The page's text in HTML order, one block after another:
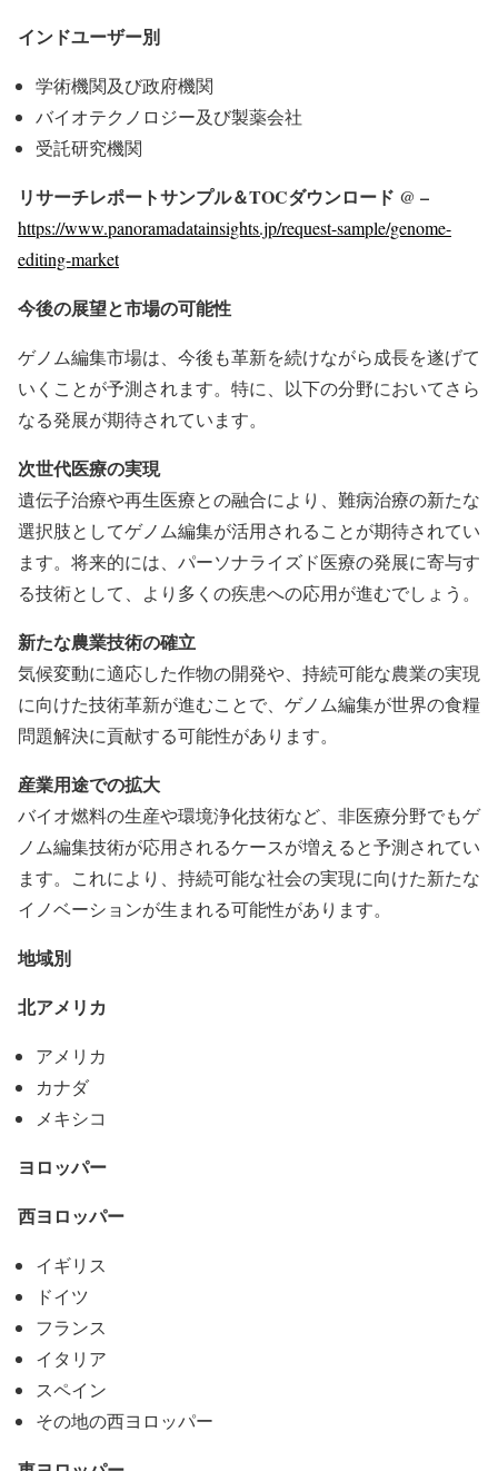
インドユーザー別
学術機関及び政府機関
バイオテクノロジー及び製薬会社
受託研究機関
リサーチレポートサンプル＆TOCダウンロード @ –
https://www.panoramadatainsights.jp/request-sample/genome-
editing-market
今後の展望と市場の可能性
ゲノム編集市場は、今後も革新を続けながら成長を遂げて
いくことが予測されます。特に、以下の分野においてさら
なる発展が期待されています。
次世代医療の実現
遺伝子治療や再生医療との融合により、難病治療の新たな
選択肢としてゲノム編集が活用されることが期待されてい
ます。将来的には、パーソナライズド医療の発展に寄与す
る技術として、より多くの疾患への応用が進むでしょう。
新たな農業技術の確立
気候変動に適応した作物の開発や、持続可能な農業の実現
に向けた技術革新が進むことで、ゲノム編集が世界の食糧
問題解決に貢献する可能性があります。
産業用途での拡大
バイオ燃料の生産や環境浄化技術など、非医療分野でもゲ
ノム編集技術が応用されるケースが増えると予測されてい
ます。これにより、持続可能な社会の実現に向けた新たな
イノベーションが生まれる可能性があります。
地域別
北アメリカ
アメリカ
カナダ
メキシコ
ヨロッパー
西ヨロッパー
イギリス
ドイツ
フランス
イタリア
スペイン
その地の西ヨロッパー